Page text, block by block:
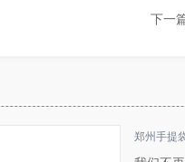
下一
郑州手提